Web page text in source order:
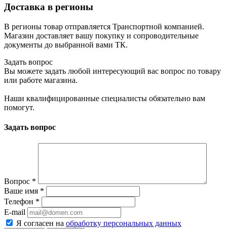
Доставка в регионы
В регионы товар отправляется Транспортной компанией.
Магазин доставляет вашу покупку и сопроводительные
документы до выбранной вами ТК.
Задать вопрос
Вы можете задать любой интересующий вас вопрос по товару
или работе магазина.
Наши квалифицированные специалисты обязательно вам
помогут.
Задать вопрос
Вопрос *
Ваше имя *
Телефон *
E-mail
Я согласен на обработку персональных данных